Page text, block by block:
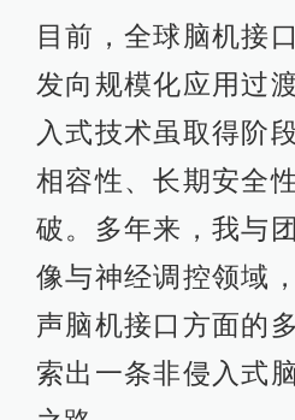
目前，全球脑机接
发向规模化应用过
入式技术虽取得阶
相容性、长期安全
破。多年来，我与
像与神经调控领域
声脑机接口方面的
索出一条非侵入式